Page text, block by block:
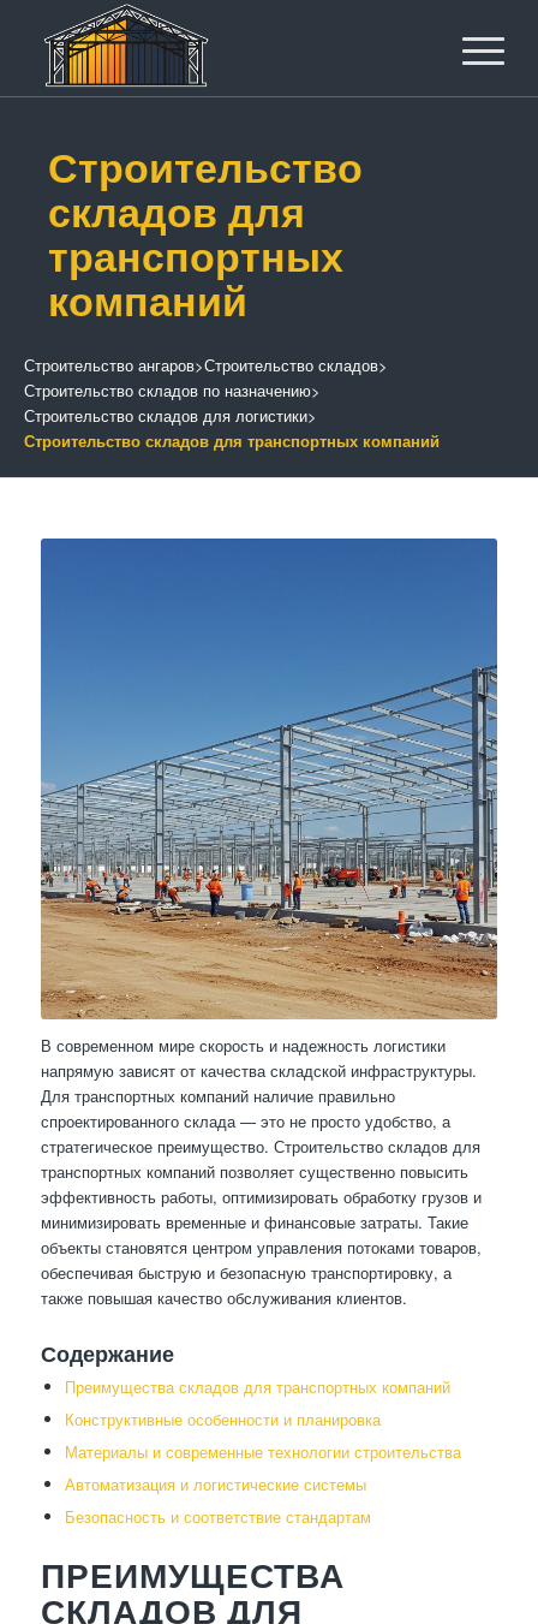
Строительство
складов для
транспортных
компаний
Строительство ангаров>Строительство складов>
Строительство складов по назначению>
Строительство складов для логистики>
Строительство складов для транспортных компаний
В современном мире скорость и надежность логистики
напрямую зависят от качества складской инфраструктуры.
Для транспортных компаний наличие правильно
спроектированного склада — это не просто удобство, а
стратегическое преимущество. Строительство складов для
транспортных компаний позволяет существенно повысить
эффективность работы, оптимизировать обработку грузов и
минимизировать временные и финансовые затраты. Такие
объекты становятся центром управления потоками товаров,
обеспечивая быструю и безопасную транспортировку, а
также повышая качество обслуживания клиентов.
Содержание
Преимущества складов для транспортных компаний
Конструктивные особенности и планировка
Материалы и современные технологии строительства
Автоматизация и логистические системы
Безопасность и соответствие стандартам
ПРЕИМУЩЕСТВА
СКЛАДОВ ДЛЯ